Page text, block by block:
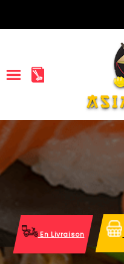
ACCUEIL
LA CARTE
VOS AVIS
MENTIONS LÉGALES
En Livraison